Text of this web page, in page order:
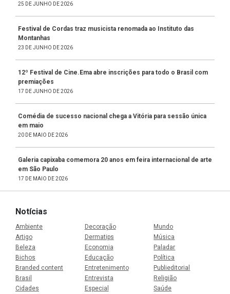
25 DE JUNHO DE 2026
Festival de Cordas traz musicista renomada ao Instituto das
Montanhas
23 DE JUNHO DE 2026
12º Festival de Cine.Ema abre inscrições para todo o Brasil com
premiações
17 DE JUNHO DE 2026
Comédia de sucesso nacional chega a Vitória para sessão única
em maio
20 DE MAIO DE 2026
Galeria capixaba comemora 20 anos em feira internacional de arte
em São Paulo
17 DE MAIO DE 2026
Notícias
Ambiente
Artigo
Beleza
Bichos
Branded content
Brasil
Cidades
Decoração
Dermatips
Economia
Educação
Entretenimento
Entrevista
Especial
Mundo
Música
Paladar
Política
Publieditorial
Religião
Saúde